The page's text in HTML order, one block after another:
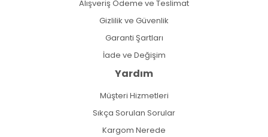
Alışveriş Ödeme ve Teslimat
Gizlilik ve Güvenlik
Garanti Şartları
İade ve Değişim
Yardım
Müşteri Hizmetleri
Sıkça Sorulan Sorular
Kargom Nerede